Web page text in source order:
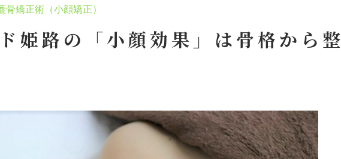
骨矯正術（小顔矯正）
姫路の「小顔効果」は骨格から整